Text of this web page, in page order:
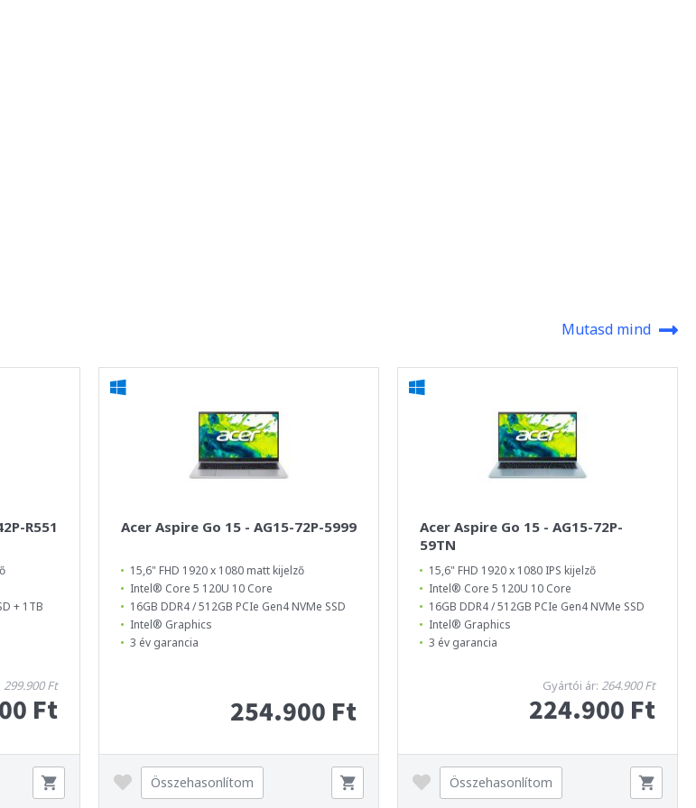
Mutasd mind
R551
+ 1TB
299.900 Ft
Ft
Acer Aspire Go 15 - AG15-72P-5999
15,6" FHD 1920 x 1080 matt kijelző
Intel® Core 5 120U 10 Core
16GB DDR4 / 512GB PCIe Gen4 NVMe SSD
Intel® Graphics
3 év garancia
254.900 Ft
Összehasonlítom
Acer Aspire Go 15 - AG15-72P-
59TN
15,6" FHD 1920 x 1080 IPS kijelző
Intel® Core 5 120U 10 Core
16GB DDR4 / 512GB PCIe Gen4 NVMe SSD
Intel® Graphics
3 év garancia
Gyártói ár: 264.900 Ft
224.900 Ft
Összehasonlítom